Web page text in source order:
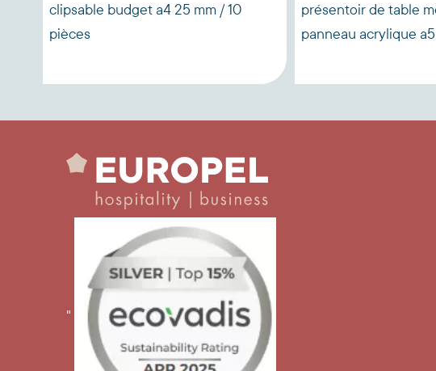
clipsable budget a4 25 mm / 10
pièces
présentoir de table
panneau acrylique a5
"